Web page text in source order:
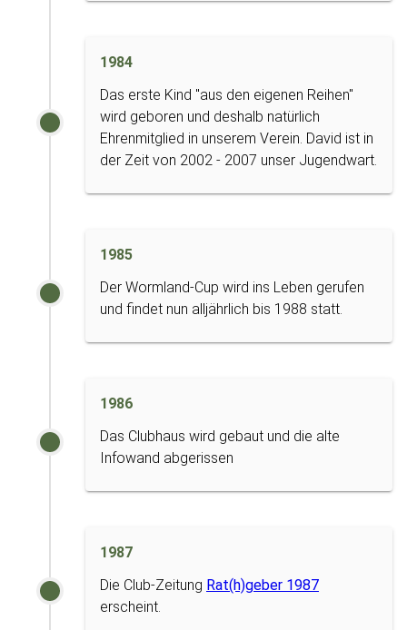
1984
Das erste Kind "aus den eigenen Reihen"
wird geboren und deshalb natürlich
Ehrenmitglied in unserem Verein. David ist in
der Zeit von 2002 - 2007 unser Jugendwart.
1985
Der Wormland-Cup wird ins Leben gerufen
und findet nun alljährlich bis 1988 statt.
1986
Das Clubhaus wird gebaut und die alte
Infowand abgerissen
1987
Die Club-Zeitung Rat(h)geber 1987
erscheint.